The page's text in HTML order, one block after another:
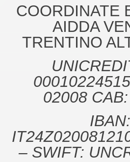
COORDINATE
AIDDA
TRENTINO
02008
IBAN:
– SWIFT: